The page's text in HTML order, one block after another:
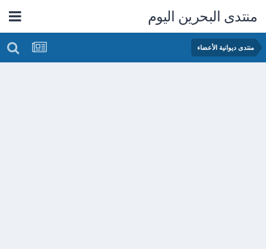
منتدى البحرين اليوم
منتدى ديوانية الأعضاء